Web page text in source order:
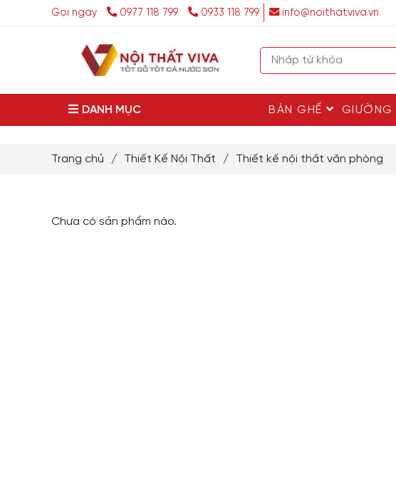
Gọi ngay 0977 118 799 0933 118 799 info@noithatviva.vn
DANH MỤC BÀN GHẾ GIƯỜNG
Trang chủ / Thiết Kế Nội Thất / Thiết kế nội thất văn phòng
Chưa có sản phẩm nào.